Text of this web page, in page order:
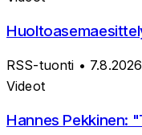
RSS-tuonti • 7.8.2026
Videot
Hannes Pekkinen: